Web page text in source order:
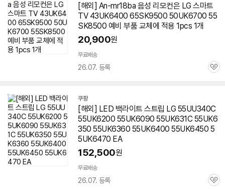
[해외] An-mr18ba 음성 리모컨은 LG 스마트
TV 43UK6400 65SK9500 50UK6700 55
SK8500 예비 부품 교체에 적용 1pcs 1개
20,900원
무료배송
26.07. 등록
관
쿠팡
[해외] LED 백라이트 스트립 LG 55UU340C
55UK6200 55UK6090 55UK631C 55UK6
350 55UK6360 55UK6400 55UK6450 5
5UK6470 EA
152,500원
무료배송
26.07. 등록
관